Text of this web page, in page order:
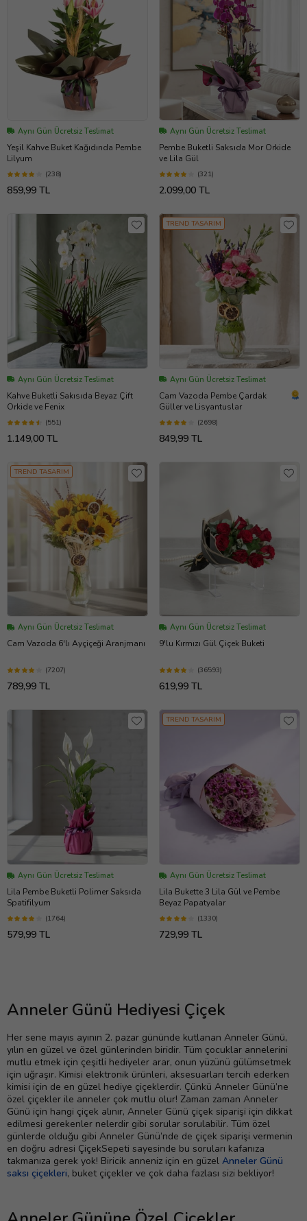
Aynı Gün Ücretsiz Teslimat
Yeşil Kahve Buket Kağıdında Pembe
Lilyum
(238)
859,99 TL
Aynı Gün Ücretsiz Teslimat
Pembe Buketli Saksıda Mor Orkide
ve Lila Gül
(321)
2.099,00 TL
Aynı Gün Ücretsiz Teslimat
Kahve Buketli Sakısıda Beyaz Çift
Orkide ve Fenix
(551)
1.149,00 TL
TREND TASARIM
Aynı Gün Ücretsiz Teslimat
Cam Vazoda Pembe Çardak
Güller ve Lisyantuslar
(2698)
849,99 TL
TREND TASARIM
Aynı Gün Ücretsiz Teslimat
Cam Vazoda 6'lı Ayçiçeği Aranjmanı
(7207)
789,99 TL
Aynı Gün Ücretsiz Teslimat
9'lu Kırmızı Gül Çiçek Buketi
(36593)
619,99 TL
Aynı Gün Ücretsiz Teslimat
Lila Pembe Buketli Polimer Saksıda
Spatifilyum
(1764)
579,99 TL
TREND TASARIM
Aynı Gün Ücretsiz Teslimat
Lila Bukette 3 Lila Gül ve Pembe
Beyaz Papatyalar
(1330)
729,99 TL
Anneler Günü Hediyesi Çiçek
Her sene mayıs ayının 2. pazar gününde kutlanan Anneler Günü,
yılın en güzel ve özel günlerinden biridir. Tüm çocuklar annelerini
mutlu etmek için çeşitli hediyeler arar, onun yüzünü gülümsetmek
için uğraşır. Kimisi elektronik ürünleri, aksesuarları tercih ederken
kimisi için de en güzel hediye çiçeklerdir. Çünkü Anneler Günü’ne
özel çiçekler ile anneler çok mutlu olur! Zaman zaman Anneler
Günü için hangi çiçek alınır, Anneler Günü çiçek siparişi için dikkat
edilmesi gerekenler nelerdir gibi sorular sorulabilir. Tüm özel
günlerde olduğu gibi Anneler Günü’nde de çiçek siparişi vermenin
en doğru adresi ÇiçekSepeti sayesinde bu soruları kafanıza
takmanıza gerek yok! Biricik anneniz için en güzel Anneler Günü
saksı çiçekleri, buket çiçekler ve çok daha fazlası sizi bekliyor!